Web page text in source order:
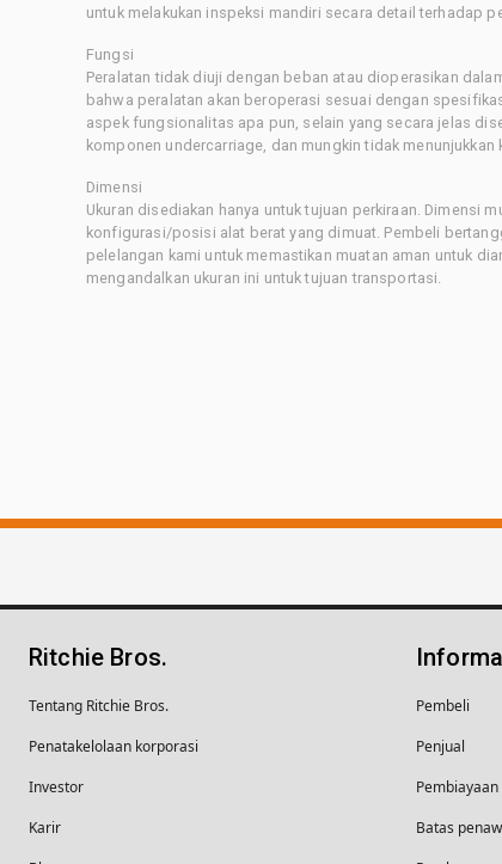
untuk melakukan inspeksi mandiri secara detail terhadap
Fungsi
Peralatan tidak diuji dengan beban atau dioperasikan
bahwa peralatan akan beroperasi sesuai dengan
aspek fungsionalitas apa pun, selain yang secara jelas
komponen undercarriage, dan mungkin tidak
Dimensi
Ukuran disediakan hanya untuk tujuan perkiraan. Dimensi
konfigurasi/posisi alat berat yang dimuat. Pembeli
pelelangan kami untuk memastikan muatan aman untuk
mengandalkan ukuran ini untuk tujuan transportasi.
Ritchie Bros.
Tentang Ritchie Bros.
Penatakelolaan korporasi
Investor
Karir
Pembeli
Penjual
Pembiayaan
Batas